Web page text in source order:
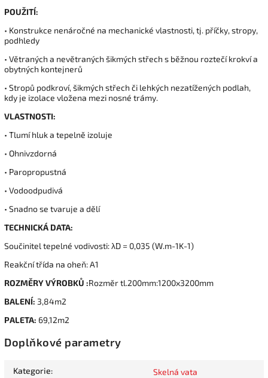
POUŽITÍ:
• Konstrukce nenáročné na mechanické vlastnosti, tj. příčky, stropy,
podhledy
• Větraných a nevětraných šikmých střech s běžnou roztečí krokví a
obytných kontejnerů
• Stropů podkroví, šikmých střech či lehkých nezatížených podlah,
kdy je izolace vložena mezi nosné trámy.
VLASTNOSTI:
• Tlumí hluk a tepelně izoluje
• Ohnivzdorná
• Paropropustná
• Vodoodpudivá
• Snadno se tvaruje a dělí
TECHNICKÁ DATA:
Součinitel tepelné vodivosti: λD = 0,035 (W.m-1K-1)
Reakční třída na oheň: A1
ROZMĚRY VÝROBKŮ :Rozměr tl.200mm:1200x3200mm
BALENÍ: 3,84m2
PALETA: 69,12m2
Doplňkové parametry
Kategorie: Skelná vata